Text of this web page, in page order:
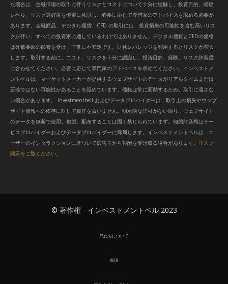
た場合は、金融市場の取引に伴うリスクとコストについて十分に理解し、投資目的、経験
レベル、リスク選好度を慎重に検討し、必要に応じて専門家のアドバイスを求める必要が
あります。金融商品、デジタル通貨、CFD の取引には、投資損失の可能性を含む高いリス
クが伴い、すべての投資家に適しているわけではありません。デジタル通貨とCFDの価格
は外部要因の影響を受け、非常に不安定です。財務レバレッジを利用するとリスクが増大
します。取引する前に、コスト、リスクを十分に認識し、投資目的、経験、リスク許容度
に合わせてください。必要に応じて専門家のアドバイスを求めてください。インベストメ
ントベルは、マーケットメーカーが提供するウェブサイトのデータがリアルタイムまたは
正確ではない可能性があることを認めています。価格は常に変動するため、取引に適さな
い場合があります。 Investmentbell およびデータプロバイダーは、取引上の損失やウェブ
サイト情報への依存に対して責任を負いません。明示的な許可がない限り、ウェブサイト
のデータを無断で使用、複製、配布することは固く禁じられています。知的財産権はサー
ビスプロバイダーおよびデータプロバイダーに帰属します。インベストメントベルは、ユ
ーザーのインタラクションに基づいて広告主から報酬を受け取る場合があります。
リスク
開示をご覧ください。
© 著作権 - インベストメントベル 2023
私たちについて
条項